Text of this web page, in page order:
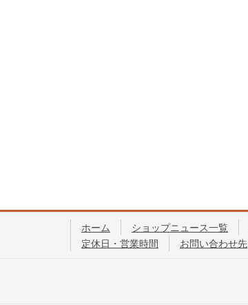
ホーム ショップニュース一覧
定休日・営業時間
お問い合わせ先